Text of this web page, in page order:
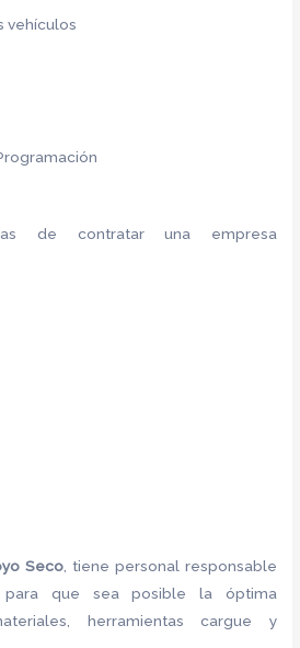
vehículos
de contratar una empresa
Seco, tiene personal responsable
para que sea posible la óptima
herramientas cargue y